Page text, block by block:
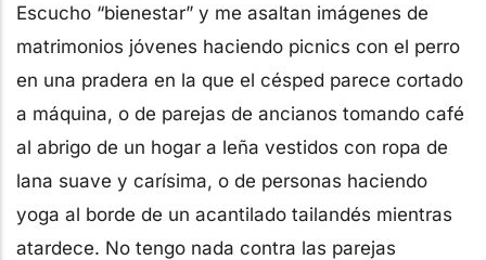
Escucho “bienestar” y me asaltan imágenes de
matrimonios jóvenes haciendo picnics con el perro
en una pradera en la que el césped parece cortado
a máquina, o de parejas de ancianos tomando café
al abrigo de un hogar a leña vestidos con ropa de
lana suave y carísima, o de personas haciendo
yoga al borde de un acantilado tailandés mientras
atardece. No tengo nada contra las parejas